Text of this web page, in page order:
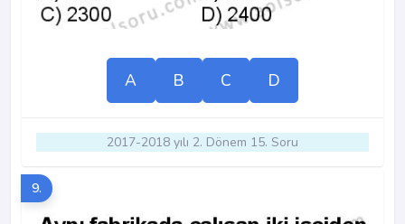
A B C D
2017-2018 yılı 2. Dönem 15. Soru
9.